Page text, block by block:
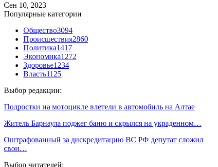
Сен 10, 2023
Популярные категории
Общество3094
Происшествия2860
Политика1417
Экономика1272
Здоровье1234
Власть1125
Выбор редакции:
Подростки на мотоцикле влетели в автомобиль на Алтае
Житель Барнаула поджег баню и скрылся на украденном…
Оштрафованный за дискредитацию ВС РФ депутат сложил
свои…
Выбор читателей: